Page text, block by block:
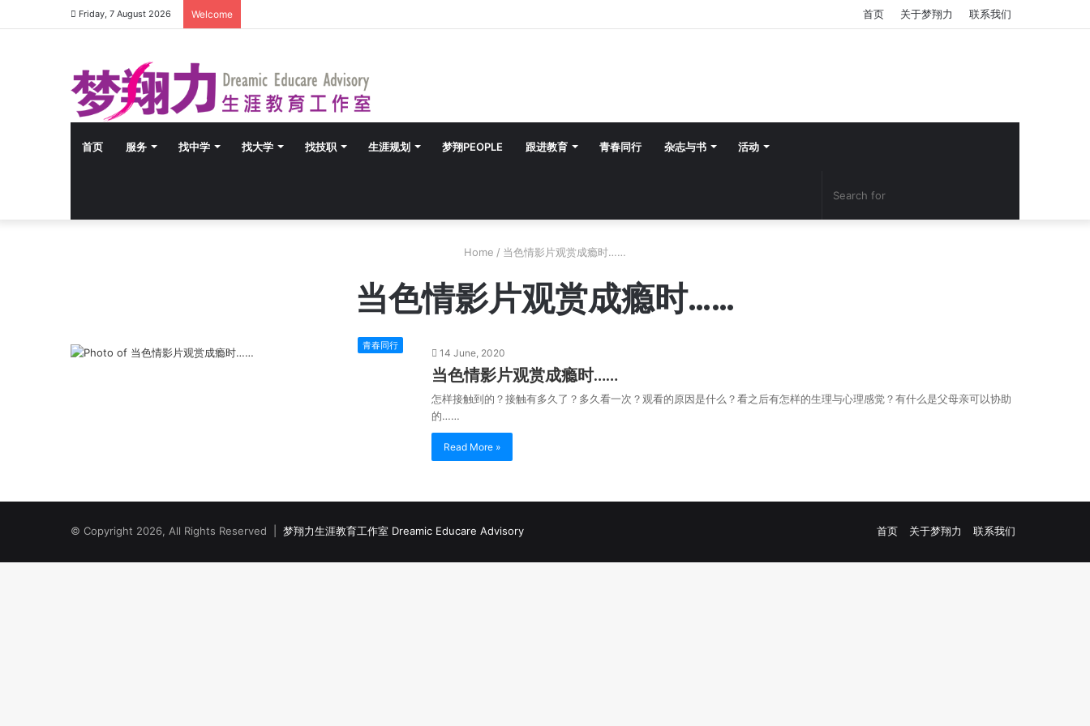
Friday, 7 August 2026 Welcome 首页 关于梦翔力 联系我们
首页 服务 找中学 找大学 找技职 生涯规划 梦翔PEOPLE 跟进教育 青春同行 杂志与书 活动
YouTube
Facebook
Home / 当色情影片观赏成瘾时……
当色情影片观赏成瘾时……
青春同行
14 June, 2020
当色情影片观赏成瘾时……
怎样接触到的？接触有多久了？多久看一次？观看的原因是什么？看之后有怎样的生理与心理感觉？有什么是父母亲可以协助
的……
Read More »
© Copyright 2026, All Rights Reserved | 梦翔力生涯教育工作室 Dreamic Educare Advisory 首页 关于梦翔力 联系我们
Facebook
YouTube